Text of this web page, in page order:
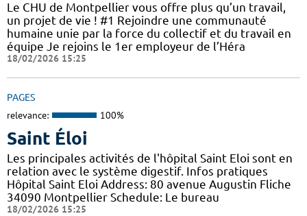
Le CHU de Montpellier vous offre plus qu’un travail,
un projet de vie ! #1 Rejoindre une communauté
humaine unie par la force du collectif et du travail en
équipe Je rejoins le 1er employeur de l’Héra
18/02/2026 15:25
PAGES
relevance: 100%
Saint Éloi
Les principales activités de l'hôpital Saint Eloi sont en
relation avec le système digestif. Infos pratiques
Hôpital Saint Eloi Address: 80 avenue Augustin Fliche
34090 Montpellier Schedule: Le bureau
18/02/2026 15:25